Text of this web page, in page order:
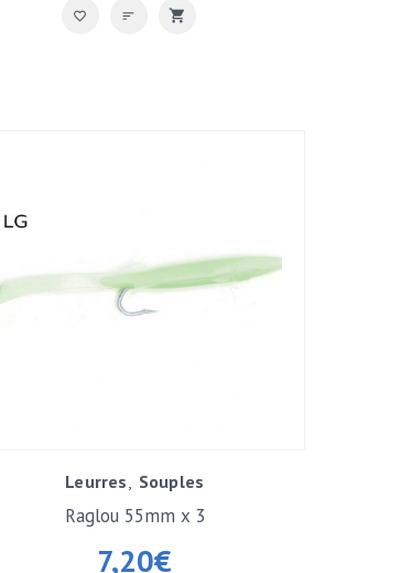
Leurres Souples
7,20€
Raglou 55mm x 3